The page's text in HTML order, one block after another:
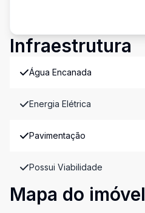
Infraestrutura
Água Encanada
Energia Elétrica
Pavimentação
Possui Viabilidade
Mapa do imóvel